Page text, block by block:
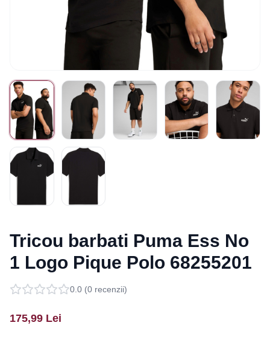
Tricou barbati Puma Ess No
1 Logo Pique Polo 68255201
0.0 (0 recenzii)
175,99 Lei